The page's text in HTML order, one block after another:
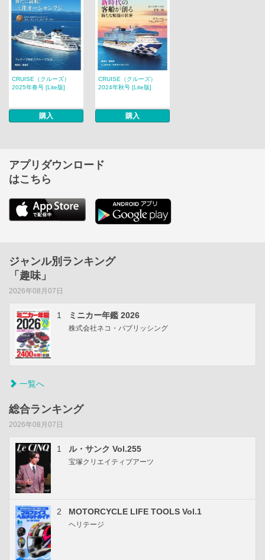
CRUISE（クルーズ）
2025年春号 [Lite版]
購入
CRUISE（クルーズ）
2024年秋号 [Lite版]
購入
アプリダウンロード
はこちら
ジャンル別ランキング
「趣味」
2026年08月07日
1 ミニカー年鑑 2026
株式会社ネコ・パブリッシング
一覧へ
総合ランキング
2026年08月07日
1 ル・サンク Vol.255
宝塚クリエイティブアーツ
2 MOTORCYCLE LIFE TOOLS Vol.1
ヘリテージ